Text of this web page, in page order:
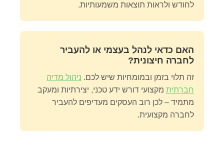
לחודש ולראות תוצאות משמעותיות.
האם כדאי לנהל בעצמי או להעביר
לחברה חיצונית?
זה תלוי בזמן ובמומחיות שיש לכם. ניהול מדיה
חברתית מקצועי דורש ידע טכני, יצירתיות ומעקב
מתמיד – לכן רוב העסקים מעדיפים להעביר
לחברה מקצועית.